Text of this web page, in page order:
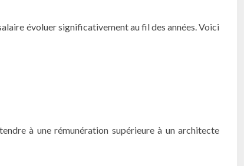
évoluer significativement au fil des années. Voici
à une rémunération supérieure à un architecte